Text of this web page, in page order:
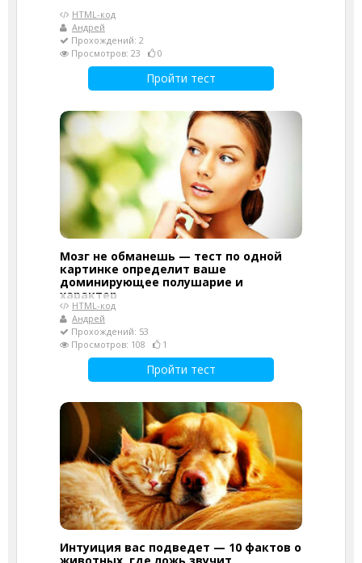
HTML-код
Андрей
Прохождений: 2
Просмотров: 23
0
Пройти тест
Мозг не обманешь — тест по одной
картинке определит ваше
доминирующее полушарие и
характер
HTML-код
Андрей
Прохождений: 53
Просмотров: 108
1
Пройти тест
Интуиция вас подведет — 10 фактов о